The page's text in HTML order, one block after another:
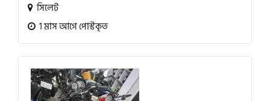
সিলেট
1 মাস আগে পোস্টকৃত